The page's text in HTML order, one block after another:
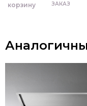
корзину
ЗАКАЗ